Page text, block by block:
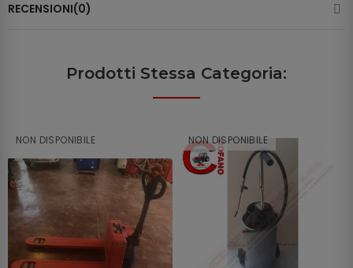
RECENSIONI(0)
Prodotti Stessa Categoria:
NON DISPONIBILE NON DISPONIBILE